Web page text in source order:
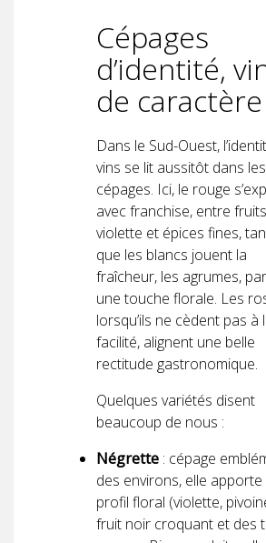
Cépages
d’identité,
de caractère
Dans le Sud-Ouest,
vins se lit aussitôt dans les
cépages. Ici, le rouge
avec franchise, entre
violette et épices fines,
que les blancs jouent la
fraîcheur, les agrumes,
une touche florale. Les
lorsqu’ils ne cèdent pas à
facilité, alignent une belle
rectitude gastronomique.
Quelques variétés disent
beaucoup de nous :
Négrette : cépage
des environs, elle apporte
profil floral (violette,
fruit noir croquant et des